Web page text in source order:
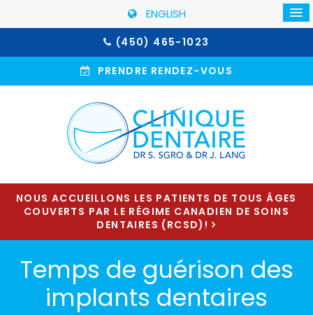
ENGLISH
(450) 465-1023
PRENDRE RENDEZ-VOUS
NOUS ACCUEILLONS LES PATIENTS DE TOUS ÂGES
COUVERTS PAR LE RÉGIME CANADIEN DE SOINS
DENTAIRES (RCSD)!
Temps de guérison des
implants dentaires